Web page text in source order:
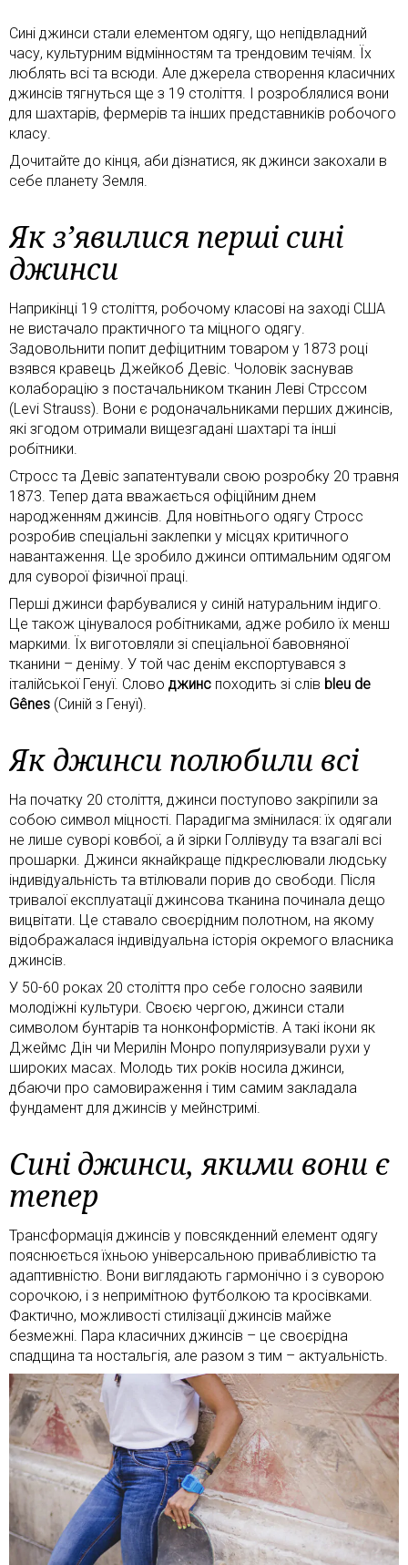
Сині джинси стали елементом одягу, що непідвладний
часу, культурним відмінностям та трендовим течіям. Їх
люблять всі та всюди. Але джерела створення класичних
джинсів тягнуться ще з 19 століття. І розроблялися вони
для шахтарів, фермерів та інших представників робочого
класу.
Дочитайте до кінця, аби дізнатися, як джинси закохали в
себе планету Земля.
Як з’явилися перші сині
джинси
Наприкінці 19 століття, робочому класові на заході США
не вистачало практичного та міцного одягу.
Задовольнити попит дефіцитним товаром у 1873 році
взявся кравець Джейкоб Девіс. Чоловік заснував
колаборацію з постачальником тканин Леві Стрссом
(Levi Strauss). Вони є родоначальниками перших джинсів,
які згодом отримали вищезгадані шахтарі та інші
робітники.
Стросс та Девіс запатентували свою розробку 20 травня
1873. Тепер дата вважається офіційним днем
народженням джинсів. Для новітнього одягу Стросс
розробив спеціальні заклепки у місцях критичного
навантаження. Це зробило джинси оптимальним одягом
для суворої фізичної праці.
Перші джинси фарбувалися у синій натуральним індиго.
Це також цінувалося робітниками, адже робило їх менш
маркими. Їх виготовляли зі спеціальної бавовняної
тканини – деніму. У той час денім експортувався з
італійської Генуї. Слово джинс походить зі слів bleu de
Gênes (Синій з Генуї).
Як джинси полюбили всі
На початку 20 століття, джинси поступово закріпили за
собою символ міцності. Парадигма змінилася: їх одягали
не лише суворі ковбої, а й зірки Голлівуду та взагалі всі
прошарки. Джинси якнайкраще підкреслювали людську
індивідуальність та втілювали порив до свободи. Після
тривалої експлуатації джинсова тканина починала дещо
вицвітати. Це ставало своєрідним полотном, на якому
відображалася індивідуальна історія окремого власника
джинсів.
У 50-60 роках 20 століття про себе голосно заявили
молодіжні культури. Своєю чергою, джинси стали
символом бунтарів та нонконформістів. А такі ікони як
Джеймс Дін чи Мерилін Монро популяризували рухи у
широких масах. Молодь тих років носила джинси,
дбаючи про самовираження і тим самим закладала
фундамент для джинсів у мейнстримі.
Сині джинси, якими вони є
тепер
Трансформація джинсів у повсякденний елемент одягу
пояснюється їхньою універсальною привабливістю та
адаптивністю. Вони виглядають гармонічно і з суворою
сорочкою, і з непримітною футболкою та кросівками.
Фактично, можливості стилізації джинсів майже
безмежні. Пара класичних джинсів – це своєрідна
спадщина та ностальгія, але разом з тим – актуальність.